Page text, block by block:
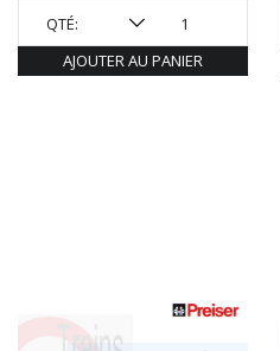
QTÉ:
AJOUTER AU PANIER